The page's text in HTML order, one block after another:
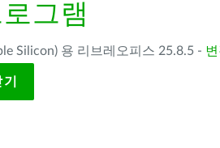
그램
Silicon) 용 리브레오피스 25.8.5 -